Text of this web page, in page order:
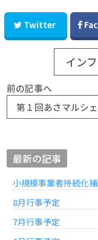
Twitter
イン
前の記事へ
最新の記事
小規模事業者持続化
8月行事予定
7月行事予定